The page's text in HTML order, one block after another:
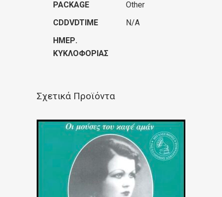
PACKAGE
Other
CDDVDTIME
N/A
ΗΜΕΡ.
ΚΥΚΛΟΦΟΡΊΑΣ
Σχετικά Προϊόντα